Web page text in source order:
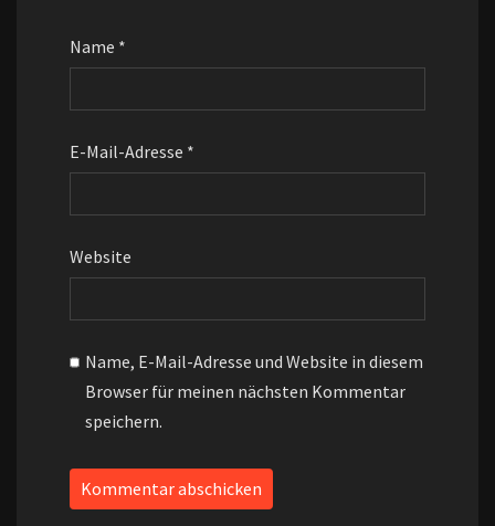
Name *
E-Mail-Adresse *
Website
Name, E-Mail-Adresse und Website in diesem
Browser für meinen nächsten Kommentar
speichern.